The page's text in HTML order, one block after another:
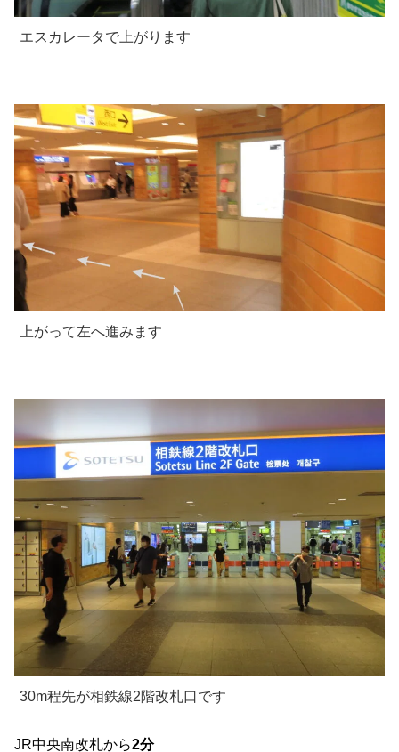
エスカレータで上がります
上がって左へ進みます
30m程先が相鉄線2階改札口です
JR中央南改札から2分